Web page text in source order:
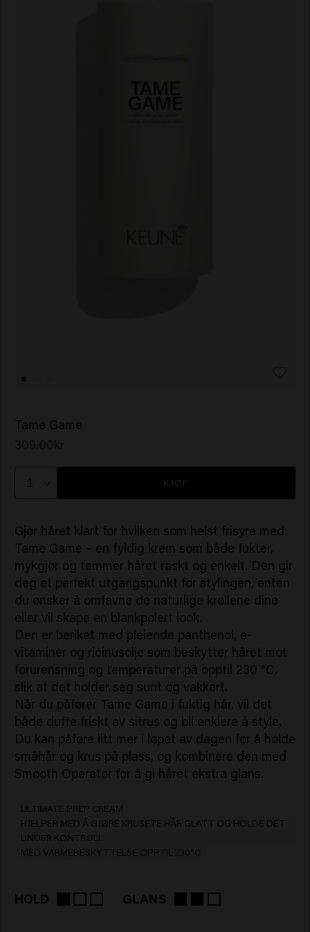
Tame Game
KJØP
Gjør håret klart for hvilken som helst frisyre med
Tame Game – en fyldig krem som både fukter,
mykgjør og temmer håret raskt og enkelt. Den gir
deg et perfekt utgangspunkt for stylingen, enten
du ønsker å omfavne de naturlige krøllene dine
eller vil skape en blankpolert look.
Den er beriket med pleiende panthenol, e-
vitaminer og ricinusolje som beskytter håret mot
forurensning og temperaturer på opptil 230 °C,
slik at det holder seg sunt og vakkert.
Når du påfører Tame Game i fuktig hår, vil det
både dufte friskt av sitrus og bli enklere å style.
Du kan påføre litt mer i løpet av dagen for å holde
småhår og krus på plass, og kombinere den med
Smooth Operator for å gi håret ekstra glans.
ULTIMATE PREP CREAM
HJELPER MED Å GJØRE KRUSETE HÅR GLATT OG HOLDE DET
UNDER KONTROLL
MED VARMEBESKYTTELSE OPPTIL 230°C
HOLD GLANS